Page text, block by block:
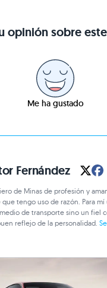
opinión sobre
Me ha gustado
Fernández
de Minas de profesión y
que tengo uso de razón. Para
de transporte sino un fiel
reflejo de la personalidad.